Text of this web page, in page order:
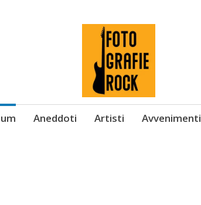
Aneddoti Artisti Avvenimenti